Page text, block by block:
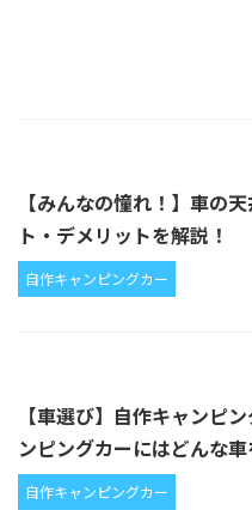
【みんなの憧れ！】車の
ト・デメリットを解説！
自作キャンピングカー
【車選び】自作キャンピ
ンピングカーにはどんな
自作キャンピングカー